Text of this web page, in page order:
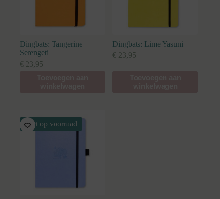
Dingbats: Tangerine
Serengeti
€ 23,95
Dingbats: Lime Yasuni
€ 23,95
Niet op voorraad